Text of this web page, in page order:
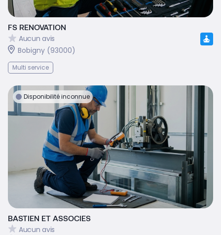
FS RENOVATION
Aucun avis
Bobigny (93000)
Multi service
Disponibilité inconnue
BASTIEN ET ASSOCIES
Aucun avis